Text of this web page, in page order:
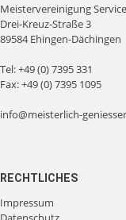
Meistervereinigung
Drei-Kreuz-Straße 3
89584 Ehingen-Dächingen
Tel:+49 (0) 7395 331
Fax: +49 (0) 7395 1095
info@meisterlich-
RECHTLICHES
Impressum